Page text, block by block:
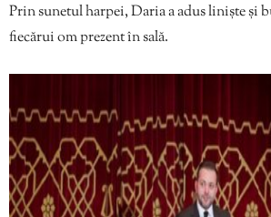
Prin sunetul harpei, Daria a adus liniște și
fiecărui om prezent în sală.